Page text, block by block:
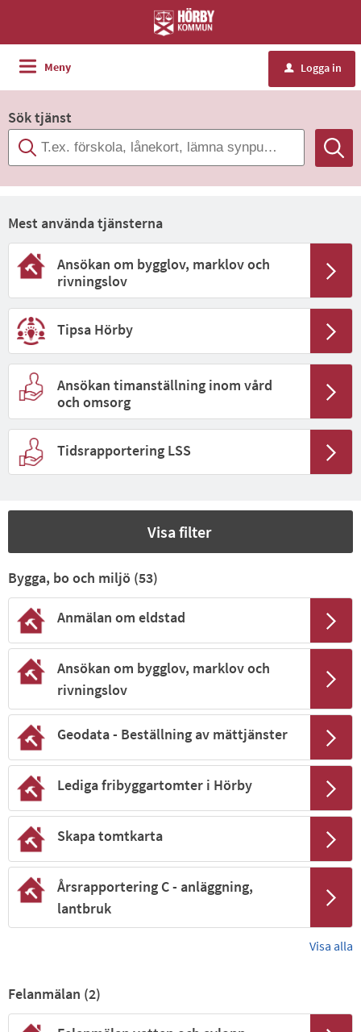
Hörby
kommuns
tjänster
Meny u Logga in
Sök tjänst
Mest använda tjänsterna
Ansökan om bygglov, marklov och
rivningslov
Tipsa Hörby
Ansökan timanställning inom vård
och omsorg
Tidsrapportering LSS
Visa filter
Bygga, bo och miljö (53)
Anmälan om eldstad
Ansökan om bygglov, marklov och
rivningslov
Geodata - Beställning av mättjänster
Lediga fribyggartomter i Hörby
Skapa tomtkarta
Årsrapportering C - anläggning,
lantbruk
Visa alla
Felanmälan (2)